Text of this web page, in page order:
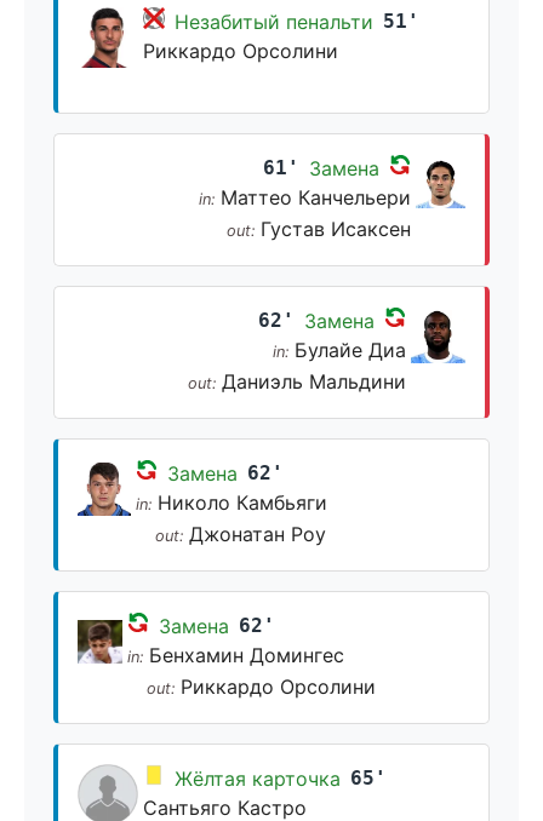
Незабитый пенальти 51'
Риккардо Орсолини
61' Замена
in: Маттео Канчельери
out: Густав Исаксен
62' Замена
in: Булайе Диа
out: Даниэль Мальдини
Замена 62'
in: Николо Камбьяги
out: Джонатан Роу
Замена 62'
in: Бенхамин Домингес
out: Риккардо Орсолини
Жёлтая карточка 65'
Сантьяго Кастро